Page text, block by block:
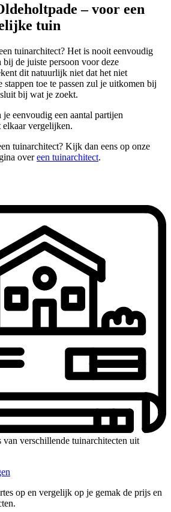
– voor een
tuin
tuinarchitect? Het is nooit eenvoudig
bij de juiste persoon voor deze
dit natuurlijk niet dat het niet
toe te passen zul je uitkomen bij
bij wat je zoekt.
eenvoudig een aantal partijen
vergelijken.
tuinarchitect? Kijk dan eens op onze
overeen tuinarchitect.
verschillende tuinarchitecten uit
op en vergelijk op je gemak de prijs en